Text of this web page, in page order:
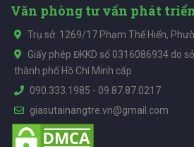
Văn phòng tư vấn phát
Trụ sở: 1269/17 Phạm Thế Hiển,
Giấy phép ĐKKD số 0316086934 do
thành phố Hồ Chí Minh cấp
090.333.1985 - 09.87.87.0217
giasutainangtre.vn@gmail.com